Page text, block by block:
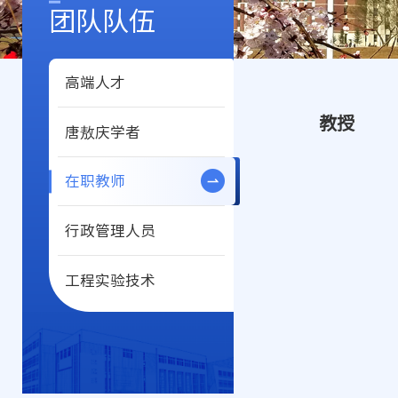
团队队伍
高端人才
唐敖庆学者
在职教师
行政管理人员
工程实验技术
教授